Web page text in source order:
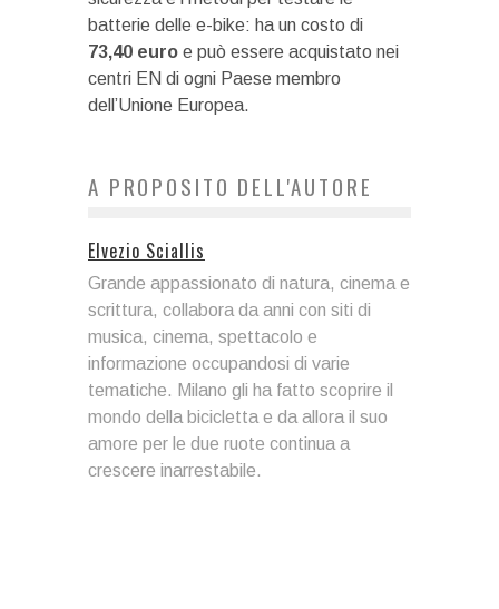
batterie delle e-bike: ha un costo di
73,40 euro e può essere acquistato nei
centri EN di ogni Paese membro
dell’Unione Europea.
A PROPOSITO DELL'AUTORE
Elvezio Sciallis
Grande appassionato di natura, cinema e
scrittura, collabora da anni con siti di
musica, cinema, spettacolo e
informazione occupandosi di varie
tematiche. Milano gli ha fatto scoprire il
mondo della bicicletta e da allora il suo
amore per le due ruote continua a
crescere inarrestabile.